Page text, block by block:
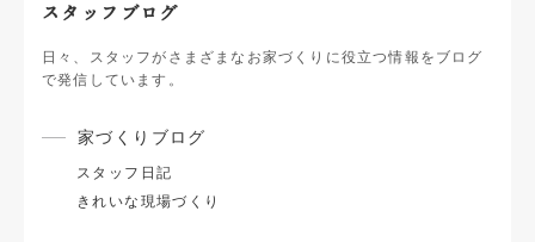
スタッフブログ
日々、スタッフがさまざまなお家づくりに役立つ情報をブログ
で発信しています。
家づくりブログ
スタッフ日記
きれいな現場づくり